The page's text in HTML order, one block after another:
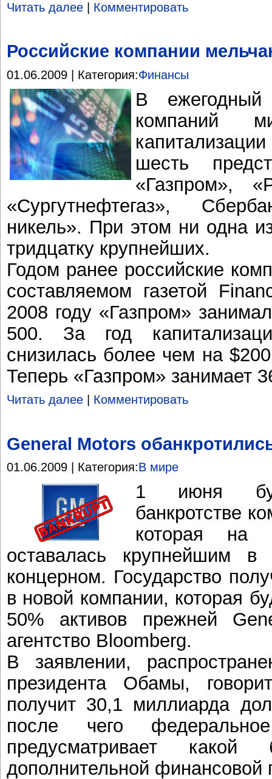
Читать далее Комментировать
Российские компании
01.06.2009 | Категория:Финансы
В ежегодный
компаний
шесть
«Газпром»,
«Сургутнефтегаз»,
никель». При этом ни одна
тридцатку крупнейших.
Годом ранее российские
составляемом газетой
2008 году «Газпром»
500. За год
снизилась более чем на
Теперь «Газпром» занимает
Читать далее Комментировать
General Motors
01.06.2009 | Категория:В мире
1 июня
банкротстве
которая на
оставалась крупнейшим
концерном. Государство
в новой компании, которая
50% активов прежней
агентство Bloomberg.
В заявлении,
президента Обамы,
получит 30,1 миллиарда
после чего
предусматривает
дополнительной